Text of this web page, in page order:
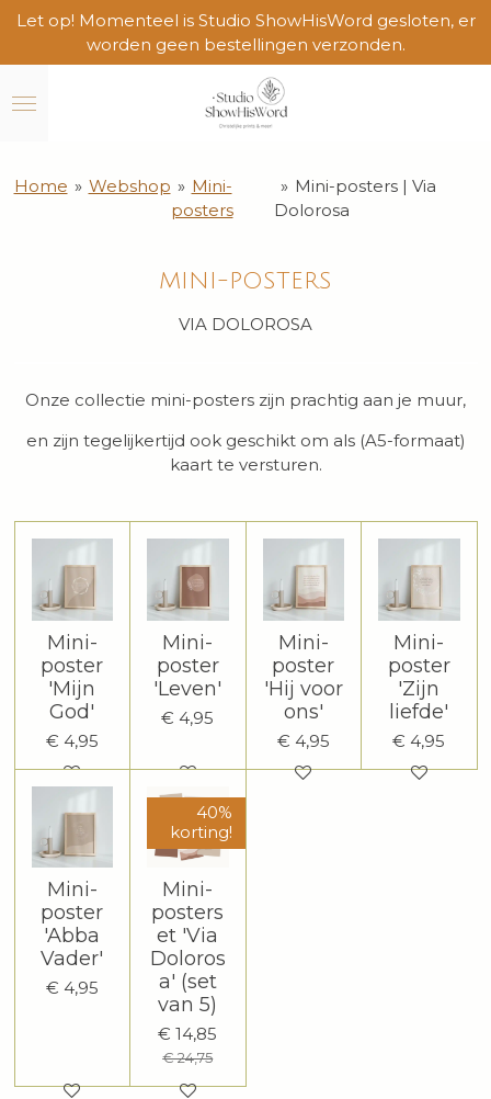
Ga
naar
de
Let op! Momenteel is Studio ShowHisWord gesloten, er
worden geen bestellingen verzonden.
Home » Webshop » Mini-
posters
» Mini-posters | Via
Dolorosa
MINI-POSTERS
VIA DOLOROSA
Onze collectie mini-posters zijn prachtig aan je muur,
en zijn tegelijkertijd ook geschikt om als (A5-formaat)
kaart te versturen.
Mini-
poster
'Mijn
God'
€ 4,95
Mini-
poster
'Leven'
€ 4,95
Mini-
poster
'Hij voor
ons'
€ 4,95
Mini-
poster
'Zijn
liefde'
€ 4,95
Mini-
poster
'Abba
Vader'
€ 4,95
40%
korting!
Mini-
posters
et 'Via
Doloros
a' (set
van 5)
€ 14,85
€ 24,75